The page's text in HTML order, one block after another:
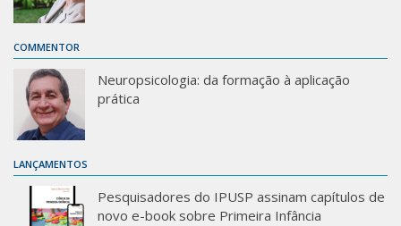
COMMENTOR
Neuropsicologia: da formação à aplicação
prática
LANÇAMENTOS
Pesquisadores do IPUSP assinam capítulos de
novo e-book sobre Primeira Infância